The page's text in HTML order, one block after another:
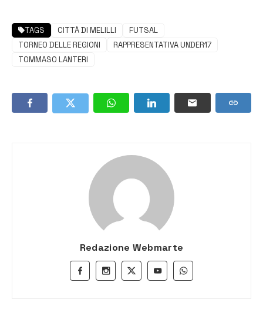
TAGS CITTÀ DI MELILLI
FUTSAL
TORNEO DELLE REGIONI
RAPPRESENTATIVA UNDER17
TOMMASO LANTERI
Redazione Webmarte